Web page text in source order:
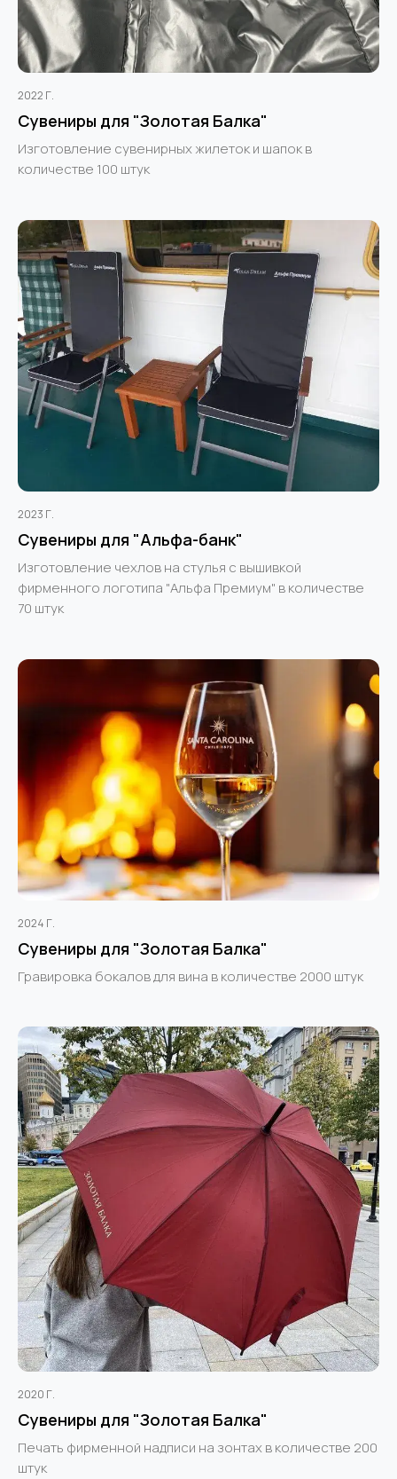
2022 Г.
Сувениры для "Золотая Балка"
Изготовление сувенирных жилеток и шапок в
количестве 100 штук
2023 Г.
Сувениры для "Альфа-банк"
Изготовление чехлов на стулья с вышивкой
фирменного логотипа "Альфа Премиум" в количестве
70 штук
2024 Г.
Сувениры для "Золотая Балка"
Гравировка бокалов для вина в количестве 2000 штук
2020 Г.
Сувениры для "Золотая Балка"
Печать фирменной надписи на зонтах в количестве 200
штук